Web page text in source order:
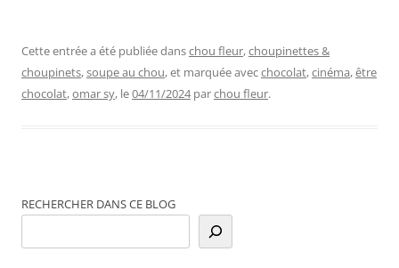
Cette entrée a été publiée danschou fleur,choupinettes &
choupinets,soupe au chou, et marquée avecchocolat,cinéma,être
chocolat,omar sy, le04/11/2024 parchou fleur.
RECHERCHER DANS CE BLOG